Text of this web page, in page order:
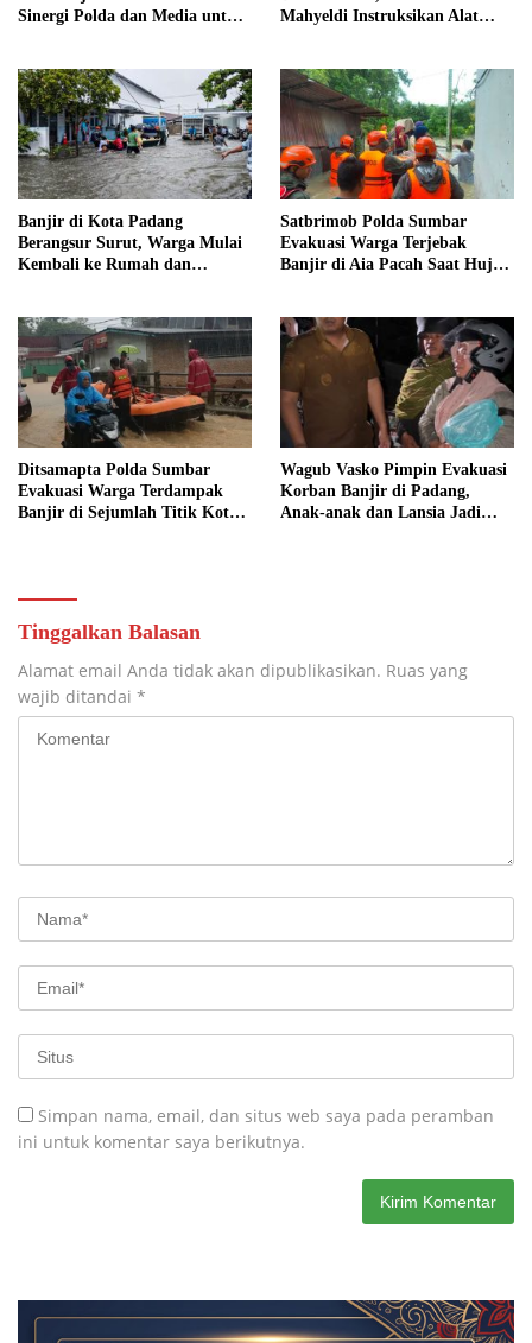
Sinergi Polda dan Media untuk
Mahyeldi Instruksikan Alat
Banjir di Kota Padang
Berangsur Surut, Warga Mulai
Kembali ke Rumah dan
Satbrimob Polda Sumbar
Evakuasi Warga Terjebak
Banjir di Aia Pacah Saat Hujan
Ditsamapta Polda Sumbar
Evakuasi Warga Terdampak
Banjir di Sejumlah Titik Kota
Wagub Vasko Pimpin Evakuasi
Korban Banjir di Padang,
Anak-anak dan Lansia Jadi
Tinggalkan Balasan
Alamat email Anda tidak akan dipublikasikan. Ruas yang
wajib ditandai *
Simpan nama, email, dan situs web saya pada peramban
ini untuk komentar saya berikutnya.